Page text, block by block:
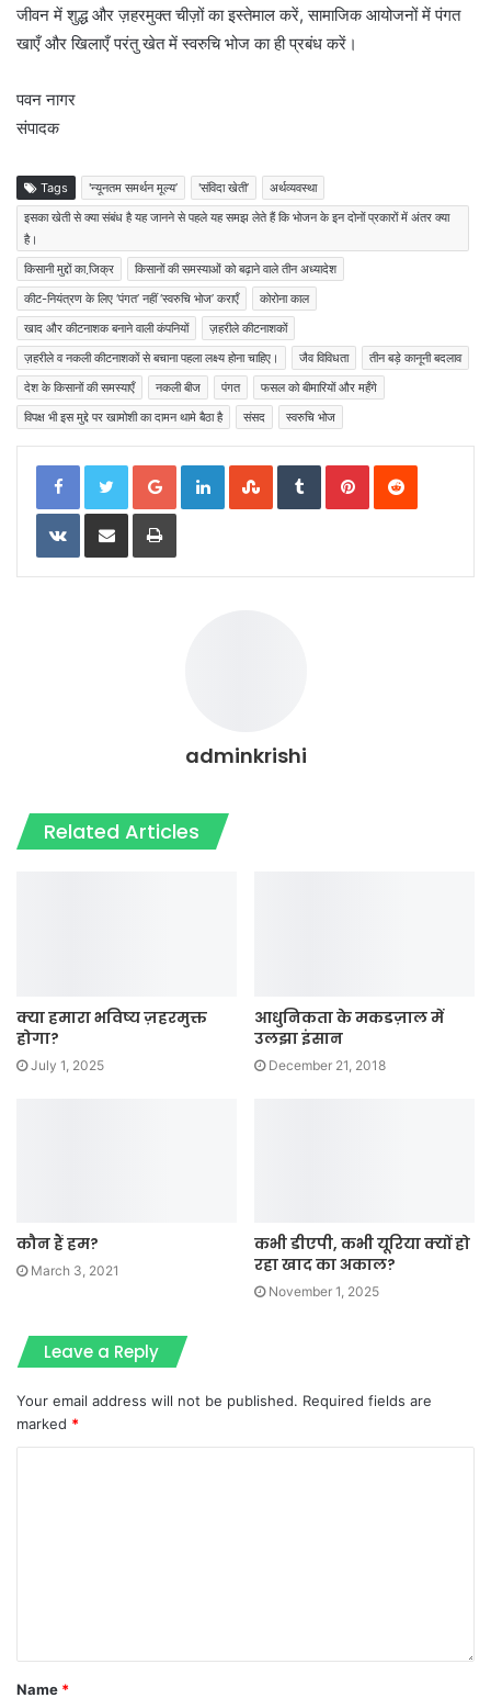
जीवन में शुद्ध और ज़हरमुक्त चीज़ों का इस्तेमाल करें, सामाजिक आयोजनों में पंगत
खाएँ और खिलाएँ परंतु खेत में स्वरुचि भोज का ही प्रबंध करें।
पवन नागर
संपादक
Tags 'न्यूनतम समर्थन मूल्य’ 'संविदा खेती’
अर्थव्यवस्था
इसका खेती से क्या संबंध है यह जानने से पहले यह समझ लेते हैं कि भोजन के इन दोनों प्रकारों में अंतर क्या
है।
किसानी मुद्दों का जि़क्र
किसानों की समस्याओं को बढ़ाने वाले तीन अध्यादेश
कीट-नियंत्रण के लिए ‘पंगत’ नहीं ‘स्वरुचि भोज’ कराएँ
कोरोना काल
खाद और कीटनाशक बनाने वाली कंपनियों
ज़हरीले कीटनाशकों
ज़हरीले व नकली कीटनाशकों से बचाना पहला लक्ष्य होना चाहिए।
जैव विविधता
तीन बड़े कानूनी बदलाव
देश के किसानों की समस्याएँ
नकली बीज पंगत
फसल को बीमारियों और महँगे
विपक्ष भी इस मुद्दे पर खामोशी का दामन थामे बैठा है
संसद स्वरुचि भोज
Google+LinkedInStumbleUpon
TumblrPinterestReddit
VKontakte
Share via Email Print
adminkrishi
Related Articles
क्या हमारा भविष्य ज़हरमुक्त
होगा?
July 1, 2025
आधुनिकता के मकडज़ाल में
उलझा इंसान
December 21, 2018
कौन हैं हम?
March 3, 2021
कभी डीएपी, कभी यूरिया क्यों हो
रहा खाद का अकाल?
November 1, 2025
Leave a Reply
Your email address will not be published. Required fields are
marked *
Name *